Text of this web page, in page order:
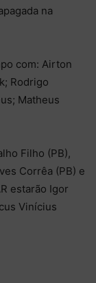
na
com: Airton
Rodrigo
Matheus
Filho (PB),
Corrêa (PB) e
estarão Igor
Vinícius